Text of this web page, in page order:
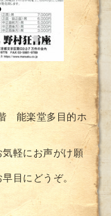
能楽堂多目的ホ
軽にお声がけ願
目にどうぞ。